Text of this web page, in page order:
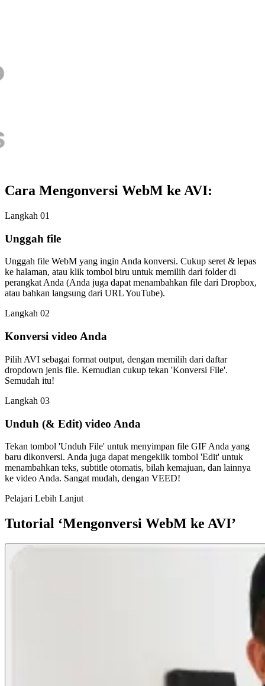
Cara Mengonversi WebM ke AVI:
Langkah 01
Unggah file
Unggah file WebM yang ingin Anda konversi. Cukup seret & lepas
ke halaman, atau klik tombol biru untuk memilih dari folder di
perangkat Anda (Anda juga dapat menambahkan file dari Dropbox,
atau bahkan langsung dari URL YouTube).
Langkah 02
Konversi video Anda
Pilih AVI sebagai format output, dengan memilih dari daftar
dropdown jenis file. Kemudian cukup tekan 'Konversi File'.
Semudah itu!
Langkah 03
Unduh (& Edit) video Anda
Tekan tombol 'Unduh File' untuk menyimpan file GIF Anda yang
baru dikonversi. Anda juga dapat mengeklik tombol 'Edit' untuk
menambahkan teks, subtitle otomatis, bilah kemajuan, dan lainnya
ke video Anda. Sangat mudah, dengan VEED!
Pelajari Lebih Lanjut
Tutorial ‘Mengonversi WebM ke AVI’